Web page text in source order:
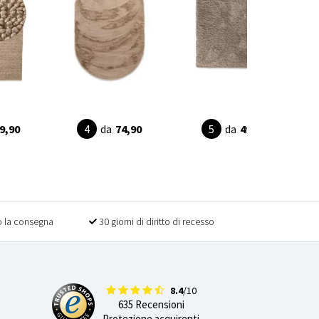
da 74,90 da 49,90
la consegna 30 giorni di diritto di recesso
8.4/10
635 Recensioni